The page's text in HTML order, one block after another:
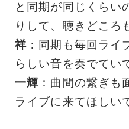
と同期が同じくらい
りして、聴きどころ
祥 ：同期も毎回ライ
らしい音を奏でてい
一輝 ：曲間の繋ぎも
ライブに来てほしい